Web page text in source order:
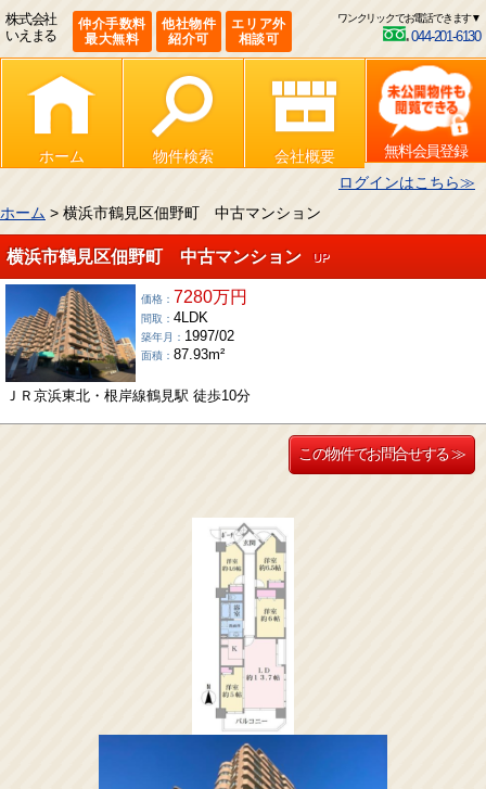
株式会社
いえまる
仲介手数料
最大無料
他社物件
紹介可
エリア外
相談可
ワンクリックでお電話できます▼
044-201-6130
ホーム 物件検索 会社概要
無料会員登録
ログインはこちら≫
ホーム > 横浜市鶴見区佃野町 中古マンション
横浜市鶴見区佃野町 中古マンション UP
価格： 7280万円
間取： 4LDK
築年月： 1997/02
面積： 87.93m²
ＪＲ京浜東北・根岸線鶴見駅 徒歩10分
この物件でお問合せする ≫